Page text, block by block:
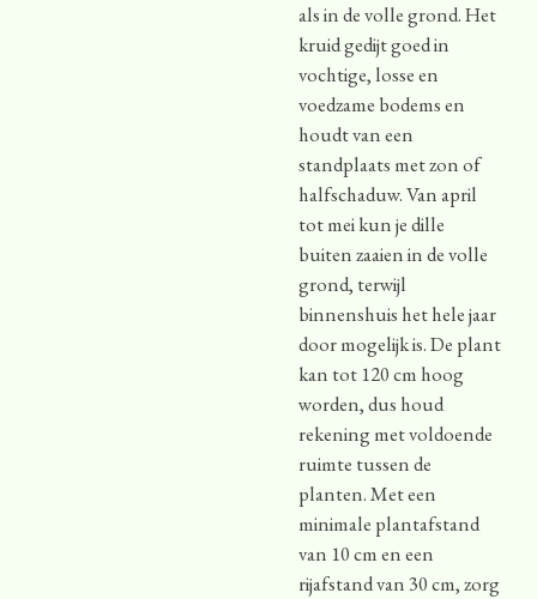
als in de volle grond. Het
kruid gedijt goed in
vochtige, losse en
voedzame bodems en
houdt van een
standplaats met zon of
halfschaduw. Van april
tot mei kun je dille
buiten zaaien in de volle
grond, terwijl
binnenshuis het hele jaar
door mogelijk is. De plant
kan tot 120 cm hoog
worden, dus houd
rekening met voldoende
ruimte tussen de
planten. Met een
minimale plantafstand
van 10 cm en een
rijafstand van 30 cm, zorg